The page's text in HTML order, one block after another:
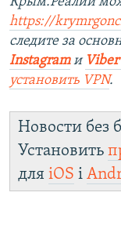
https://
следите за
Instagram и Viber
установить VPN.
Новости без
Установить
для iOS і